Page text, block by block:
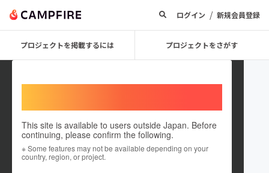
ログイン / 新規会員登録
プロジェクトを掲載するには プロジェクトをさがす
This site is available to users outside Japan. Before
continuing, please confirm the following.
※ Some features may not be available depending on your
country, region, or project.
karadawork_kb